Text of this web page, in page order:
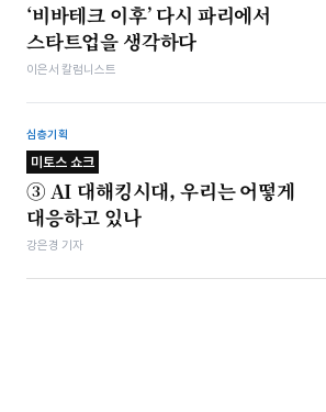
‘비바테크 이후’ 다시 파리에서
스타트업을 생각하다
이은서 칼럼니스트
심층기획
미토스 쇼크
③ AI 대해킹시대, 우리는 어떻게
대응하고 있나
강은경 기자